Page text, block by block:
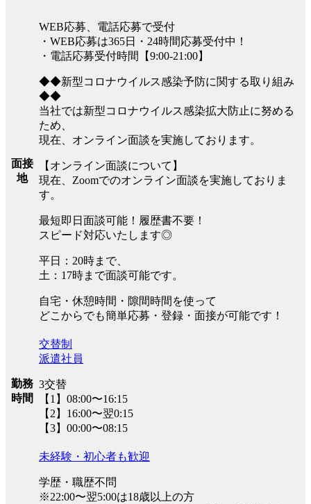
面接
地
WEB応募、電話応募で受付
・WEB応募は365日・24時間応募受付中！
・電話応募受付時間【9:00-21:00】
◆◆新型コロナウイルス感染予防に関する取り組み
◆◆
当社では新型コロナウイルス感染拡大防止に努める
ため、
現在、オンライン面談を実施しております。
【オンライン面談について】
現在、Zoomでのオンライン面談を実施しておりま
す。
最短即日面談可能！履歴書不要！
スピード対応いたします◎
平日：20時まで、
土：17時まで面談可能です。
自宅・休憩時間・隙間時間を使って
どこからでも簡単応募・登録・面接が可能です！
勤務
時間
交替制
派遣社員
3交替
【1】08:00〜16:15
【2】16:00〜翌0:15
【3】00:00〜08:15
未経験・初心者も歓迎
学歴・職歴不問
※22:00〜翌5:00は18歳以上の方